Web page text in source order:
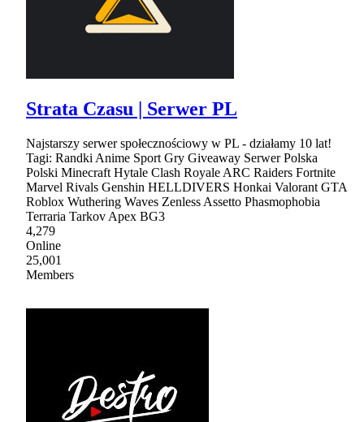
Strata Czasu | Serwer PL
Najstarszy serwer społecznościowy w PL - działamy 10 lat!
Tagi: Randki Anime Sport Gry Giveaway Serwer Polska
Polski Minecraft Hytale Clash Royale ARC Raiders Fortnite
Marvel Rivals Genshin HELLDIVERS Honkai Valorant GTA
Roblox Wuthering Waves Zenless Assetto Phasmophobia
Terraria Tarkov Apex BG3
4,279
Online
25,001
Members